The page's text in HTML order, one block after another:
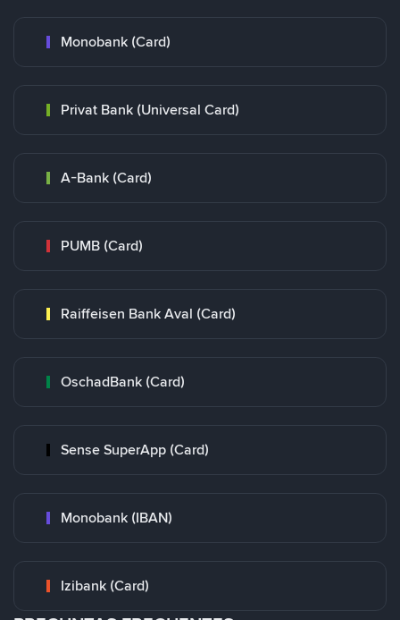
Monobank (Card)
Privat Bank (Universal Card)
A-Bank (Card)
PUMB (Card)
Raiffeisen Bank Aval (Card)
OschadBank (Card)
Sense SuperApp (Card)
Monobank (IBAN)
Izibank (Card)